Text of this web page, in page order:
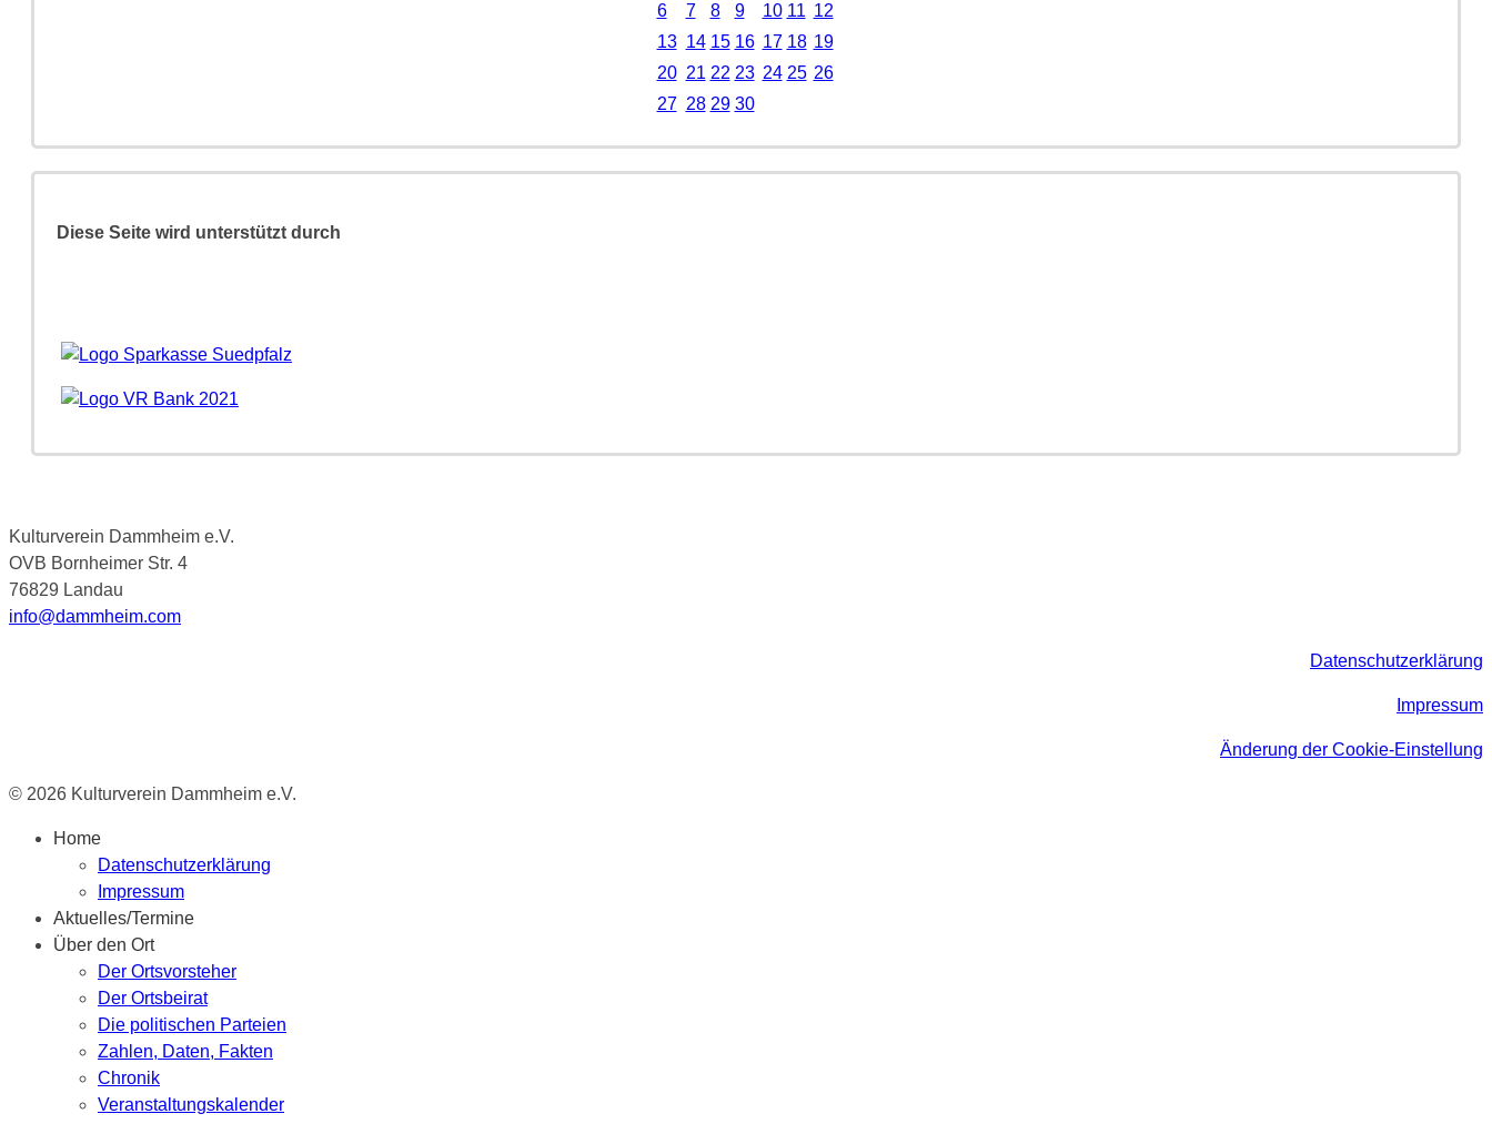
6
7 8 9 10 11 12
13 14 15 16 17 18 19
20 21 22 23 24 25 26
27 28 29 30
Diese Seite wird unterstützt durch
Kulturverein Dammheim e.V.
OVB Bornheimer Str. 4
76829 Landau
info@dammheim.com
Datenschutzerklärung
Impressum
Änderung der Cookie-Einstellung
© 2026 Kulturverein Dammheim e.V.
Home
Datenschutzerklärung
Impressum
Aktuelles/Termine
Über den Ort
Der Ortsvorsteher
Der Ortsbeirat
Die politischen Parteien
Zahlen, Daten, Fakten
Chronik
Veranstaltungskalender